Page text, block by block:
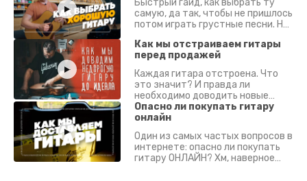
Быстрый гайд, как выбрать ту
самую, да так, чтобы не пришлось
потом играть грустные песни. На
Как мы отстраиваем гитары
перед продажей
Каждая гитара отстроена. Что
это значит? И правда ли
необходимо доводить новые
гитары? Если кратко - да.
Подробно - в видео :)
Опасно ли покупать гитару
онлайн
Один из самых частых вопросов в
интернете: опасно ли покупать
гитару ОНЛАЙН? Хм, наверное